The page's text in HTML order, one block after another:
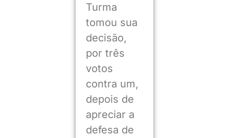
Turma
tomou sua
decisão,
por três
votos
contra um,
depois de
apreciar a
defesa de